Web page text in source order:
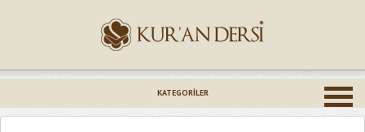
KATEGORILER